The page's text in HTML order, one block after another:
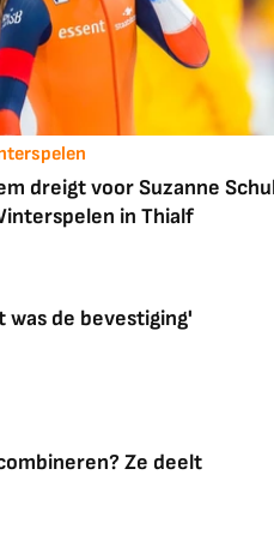
dreigt voor Suzanne
in Thialf
de bevestiging'
Ze deelt